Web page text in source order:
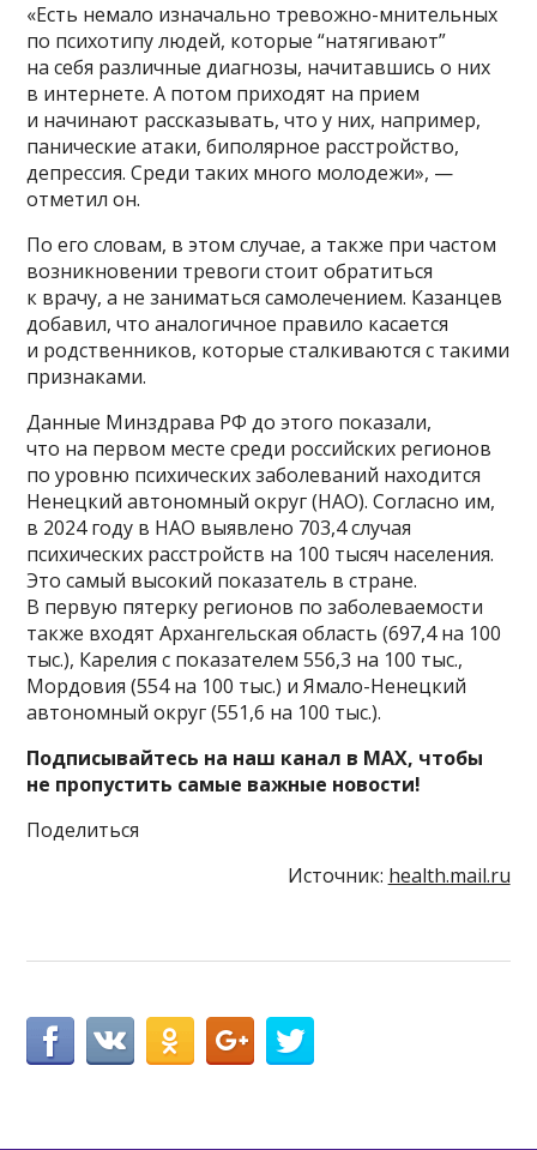
«Есть немало изначально тревожно-мнительных
по психотипу людей, которые “натягивают”
на себя различные диагнозы, начитавшись о них
в интернете. А потом приходят на прием
и начинают рассказывать, что у них, например,
панические атаки, биполярное расстройство,
депрессия. Среди таких много молодежи», —
отметил он.
По его словам, в этом случае, а также при частом
возникновении тревоги стоит обратиться
к врачу, а не заниматься самолечением. Казанцев
добавил, что аналогичное правило касается
и родственников, которые сталкиваются с такими
признаками.
Данные Минздрава РФ до этого показали,
что на первом месте среди российских регионов
по уровню психических заболеваний находится
Ненецкий автономный округ (НАО). Согласно им,
в 2024 году в НАО выявлено 703,4 случая
психических расстройств на 100 тысяч населения.
Это самый высокий показатель в стране.
В первую пятерку регионов по заболеваемости
также входят Архангельская область (697,4 на 100
тыс.), Карелия с показателем 556,3 на 100 тыс.,
Мордовия (554 на 100 тыс.) и Ямало-Ненецкий
автономный округ (551,6 на 100 тыс.).
Подписывайтесь на наш канал в MAX, чтобы
не пропустить самые важные новости!
Поделиться
Источник: health.mail.ru